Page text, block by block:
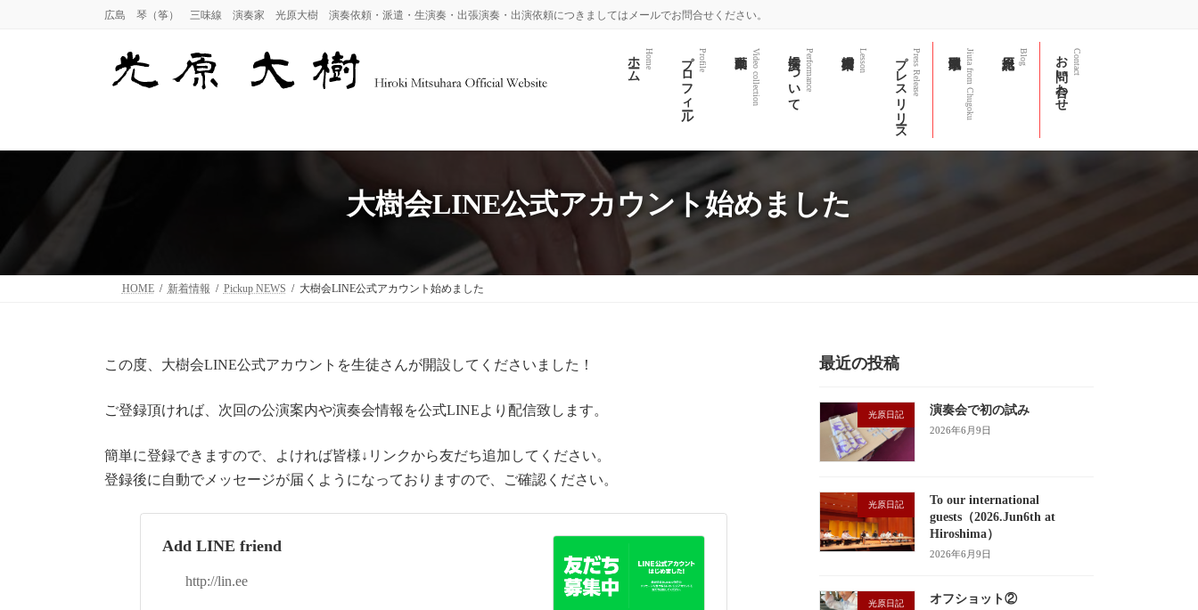
広島 琴（筝） 三味線 演奏家 光原大樹 演奏依頼・派遣・生演奏・出張演奏・出演依頼につきましてはメールでお問合せください。
ホーム Home プロフィール Profile Video collection 演奏についてPerformance Lesson プレスリリースPress Release Jiuta from Chugoku Blog お問い合わせ Contact
大樹会LINE公式アカウント始めました
HOME 新着情報 Pickup NEWS 大樹会LINE公式アカウント始めました
この度、大樹会LINE公式アカウントを生徒さんが開設してくださいました！
ご登録頂ければ、次回の公演案内や演奏会情報を公式LINEより配信致します。
簡単に登録できますので、よければ皆様↓リンクから友だち追加してください。
登録後に自動でメッセージが届くようになっておりますので、ご確認ください。
Add LINE friend
http://lin.ee
最近の投稿
光原日記 演奏会で初の試み
2026年6月9日
光原日記
To our international
guests（2026.Jun6th at
Hiroshima）
2026年6月9日
光原日記 オフショット②